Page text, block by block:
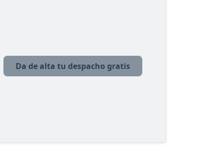
Da de alta tu despacho gratis